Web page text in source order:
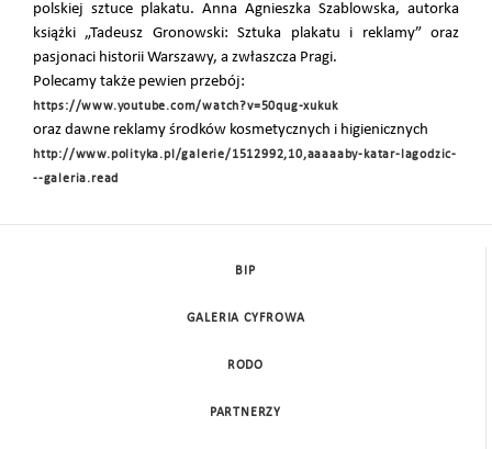
polskiej sztuce plakatu. Anna Agnieszka Szablowska, autorka
książki „Tadeusz Gronowski: Sztuka plakatu i reklamy” oraz
pasjonaci historii Warszawy, a zwłaszcza Pragi.
Polecamy także pewien przebój:
https://www.youtube.com/watch?v=50qug-xukuk
oraz dawne reklamy środków kosmetycznych i higienicznych
http://www.polityka.pl/galerie/1512992,10,aaaaaby-katar-lagodzic-
--galeria.read
BIP
GALERIA CYFROWA
RODO
PARTNERZY